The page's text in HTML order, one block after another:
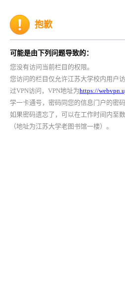
抱歉
可能是由下列问题导致的：
您没有访问当前栏目的权限。
您访问的栏目仅允许江苏大学校内用户
过VPN访问，VPN地址为https://
学一卡通号，密码同您的信息门户的密码
如果密码遗忘了，可以在工作时间内至
（地址为江苏大学老图书馆一楼）。